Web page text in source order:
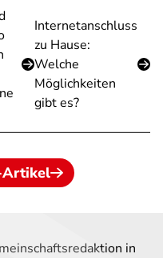
Internetanschluss
zu Hause:
Welche
Möglichkeiten
gibt es?
Artikel
in